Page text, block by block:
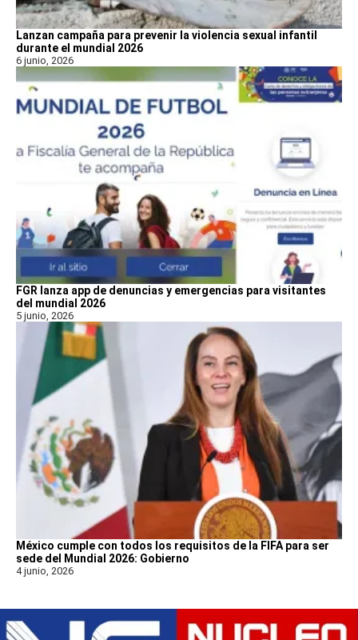
Lanzan campaña para prevenir la violencia sexual infantil
durante el mundial 2026
6 junio, 2026
FGR lanza app de denuncias y emergencias para visitantes
del mundial 2026
5 junio, 2026
México cumple con todos los requisitos de la FIFA para ser
sede del Mundial 2026: Gobierno
4 junio, 2026